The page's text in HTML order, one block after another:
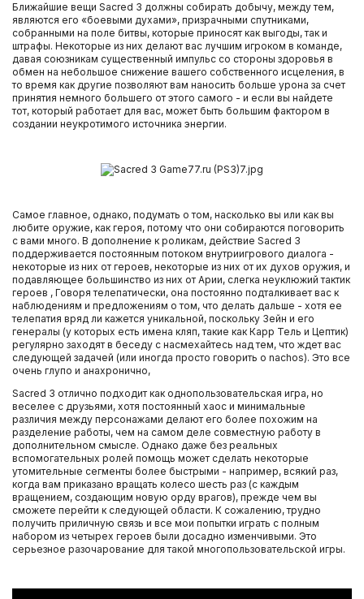
Ближайшие вещи Sacred 3 должны собирать добычу, между тем,
являются его «боевыми духами», призрачными спутниками,
собранными на поле битвы, которые приносят как выгоды, так и
штрафы. Некоторые из них делают вас лучшим игроком в команде,
давая союзникам существенный импульс со стороны здоровья в
обмен на небольшое снижение вашего собственного исцеления, в
то время как другие позволяют вам наносить больше урона за счет
принятия немного большего от этого самого - и если вы найдете
тот, который работает для вас, может быть большим фактором в
создании неукротимого источника энергии.
Самое главное, однако, подумать о том, насколько вы или как вы
любите оружие, как героя, потому что они собираются поговорить
с вами много. В дополнение к роликам, действие Sacred 3
поддерживается постоянным потоком внутриигрового диалога -
некоторые из них от героев, некоторые из них от их духов оружия, и
подавляющее большинство из них от Арии, слегка неуклюжий тактик
героев , Говоря телепатически, она постоянно подталкивает вас к
наблюдениям и предложениям о том, что делать дальше - хотя ее
телепатия вряд ли кажется уникальной, поскольку Зейн и его
генералы (у которых есть имена кляп, такие как Карр Тель и Цептик)
регулярно заходят в беседу с насмехайтесь над тем, что ждет вас
следующей задачей (или иногда просто говорить о nachos). Это все
очень глупо и анахронично,
Sacred 3 отлично подходит как однопользовательская игра, но
веселее с друзьями, хотя постоянный хаос и минимальные
различия между персонажами делают его более похожим на
разделение работы, чем на самом деле совместную работу в
дополнительном смысле. Однако даже без реальных
вспомогательных ролей помощь может сделать некоторые
утомительные сегменты более быстрыми - например, всякий раз,
когда вам приказано вращать колесо шесть раз (с каждым
вращением, создающим новую орду врагов), прежде чем вы
сможете перейти к следующей области. К сожалению, трудно
получить приличную связь и все мои попытки играть с полным
набором из четырех героев были досадно изменчивыми. Это
серьезное разочарование для такой многопользовательской игры.